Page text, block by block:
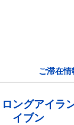
ご滞在情
ングアイラ
イブン